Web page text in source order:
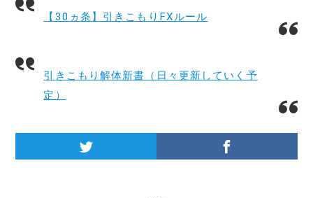
【30ヵ条】引きこもりFXルール
引きこもり解体新書（日々更新していく予
定）